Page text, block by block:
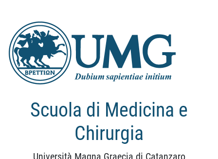
Scuola di Medicina e
Chirurgia
Università Magna Graecia di Catanzaro